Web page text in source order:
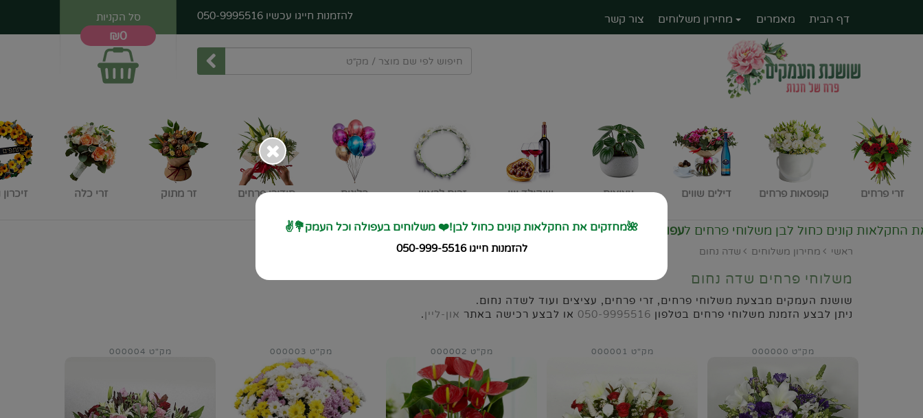
סל הקניות
₪0
להזמנות חייגו עכשיו 050-9995516 דף הבית מאמרים מחירון משלוחים צור קשר
זרי פרחים קופסאות פרחים דילים שווים עציצים שוקולד ויין זרים לראש בלונים סידורי פרחים זר מתוק זרי כלה
לבן משלוחי פרחים לעפולה ולכל העמקזרים מיוחדים❤️
ראשי מחירון משלוחים שדה נחום
משלוחי פרחים שדה נחום
שושנת העמקים מבצעת משלוחי פרחים, זרי פרחים, עציצים ועוד לשדה נחום.
ניתן לבצע הזמנת משלוחי פרחים בטלפון 050-9995516 או לבצע רכישה באתר און-ליין.
מק"ט 000000 מק"ט 000001 מק"ט 000002 מק"ט 000003 מק"ט 000004
🌺מחזקים את החקלאות קונים כחול לבן!❤️ משלוחים בעפולה וכל העמק💐✌️
להזמנות חייגו 050-999-5516